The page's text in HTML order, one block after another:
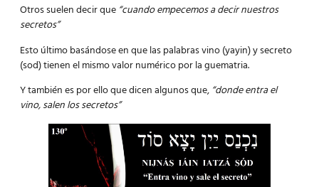
Otros suelen decir que “cuando empecemos a decir nuestros
secretos”
Esto último basándose en que las palabras vino (yayin) y secreto
(sod) tienen el mismo valor numérico por la guematria.
Y también es por ello que dicen algunos que, “donde entra el
vino, salen los secretos”